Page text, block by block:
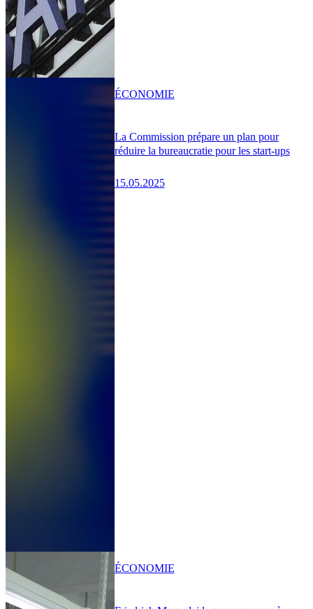
La Commission prépare un plan pour
réduire la bureaucratie pour les start-ups
15.05.2025
ÉCONOMIE
ÉCONOMIE